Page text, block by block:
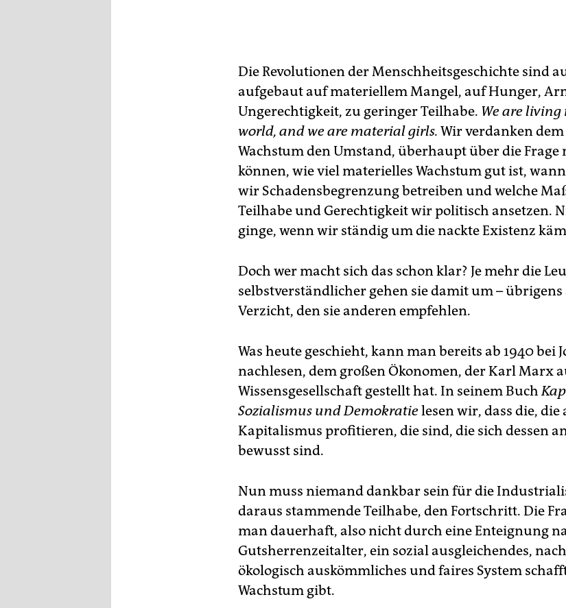
Die Revolutionen der Menschheitsgeschichte sind
aufgebaut auf materiellem Mangel, auf Hunger,
Ungerechtigkeit, zu geringer Teilhabe. We are
world, and we are material girls. Wir verdanken
Wachstum den Umstand, überhaupt über die Frage
können, wie viel materielles Wachstum gut ist,
wir Schadensbegrenzung betreiben und welche
Teilhabe und Gerechtigkeit wir politisch ansetzen.
ginge, wenn wir ständig um die nackte Existenz
Doch wer macht sich das schon klar? Je mehr die
selbstverständlicher gehen sie damit um –
Verzicht, den sie anderen empfehlen.
Was heute geschieht, kann man bereits ab 1940 bei
nachlesen, dem großen Ökonomen, der Karl Marx
Wissensgesellschaft gestellt hat. In seinem Buch
Sozialismus und Demokratielesen wir, dass die,
Kapitalismus profitieren, die sind, die sich dessen
bewusst sind.
Nun muss niemand dankbar sein für die
daraus stammende Teilhabe, den Fortschritt. Die
man dauerhaft, also nicht durch eine Enteignung
Gutsherrenzeitalter, ein sozial ausgleichendes,
ökologisch auskömmliches und faires System
Wachstum gibt.